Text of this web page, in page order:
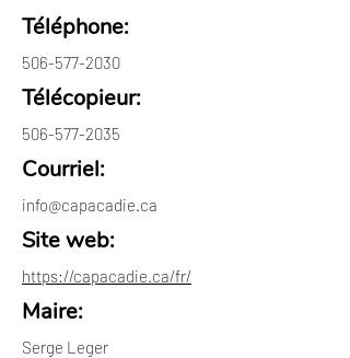
Téléphone:
506-577-2030
Télécopieur:
506-577-2035
Courriel:
info@capacadie.ca
Site web:
https://capacadie.ca/fr/
Maire:
Serge Leger